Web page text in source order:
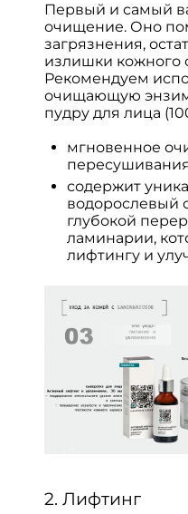
Первый и самый
очищение. Оно
загрязнения,
излишки кожного
Рекомендуем
очищающую
пудру для лица
мгновенное
содержит
водорослевый
глубокой
ламинарии,
лифтингу и
2. Лифтинг